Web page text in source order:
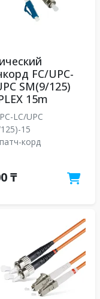
FC/UPC-
SM(9/125)
15m
LC/UPC
15
патч-корд
₸